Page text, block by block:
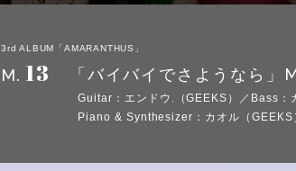
3rd ALBUM「AMARANTHUS」
M. 13 「バイバイでさようなら」
Guitar：エンドウ.（GEEKS）／Bass：
Piano & Synthesizer：カオル（